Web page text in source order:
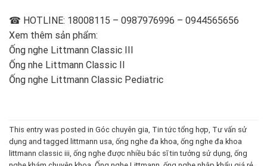
☎ HOTLINE: 18008115 – 0987976996 – 0944565656
Xem thêm sản phẩm:
Ống nghe Littmann Classic III
Ống nhe Littmann Classic II
Ống nghe Littmann Classic Pediatric
This entry was posted in Góc chuyên gia, Tin tức tổng hợp, Tư vấn sử
dụng and tagged littmann usa, ống nghe đa khoa, ống nghe đa khoa
littmann classic iii, ống nghe được nhiều bác sĩ tin tưởng sử dụng, ống